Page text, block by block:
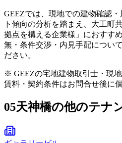
GEEZでは、現地での建物確認
ト傾向の分析を踏まえ、大工町
拠点を構える企業様」におすす
無・条件交渉・内見手配につい
ださい。
※ GEEZの宅地建物取引士・現
賃料・契約条件はお問合せ後に
05天神橋の他のテナ